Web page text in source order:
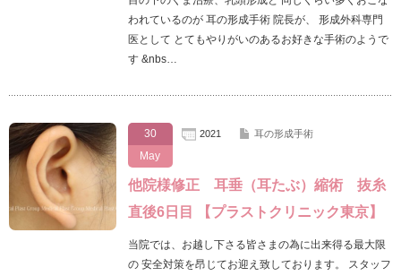
われているのが 耳の形成手術 院長が、 形成外科専門
医として とてもやりがいのあるお好きな手術のようで
す &nbs…
30
May
2021 耳の形成手術
他院様修正 耳垂（耳たぶ）縮術 抜糸
直後6日目 【プラストクリニック東京】
当院では、お越し下さる皆さまの為に出来得る最大限
の 安全対策を昂じてお迎え致しております。 スタッフ